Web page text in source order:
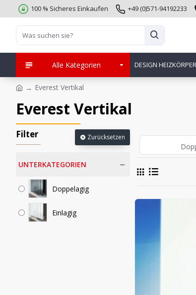
100 % Sicheres Einkaufen +49 (0)571-94192233
Alle Kategorien DESIGN HEIZKÖRPER
Everest Vertikal
Everest Vertikal
Filter Zurücksetzen
UNTERKATEGORIEN
Doppelagig
Einlagig